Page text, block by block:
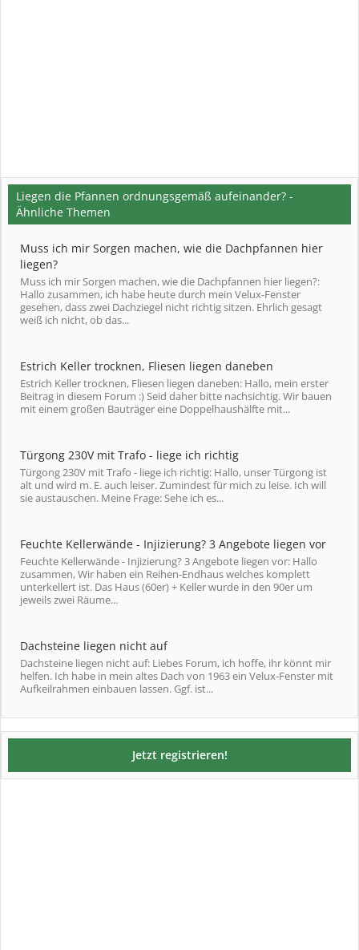
Liegen die Pfannen ordnungsgemäß aufeinander? -
Ähnliche Themen
Muss ich mir Sorgen machen, wie die Dachpfannen hier
liegen?
Muss ich mir Sorgen machen, wie die Dachpfannen hier liegen?:
Hallo zusammen, ich habe heute durch mein Velux-Fenster
gesehen, dass zwei Dachziegel nicht richtig sitzen. Ehrlich gesagt
weiß ich nicht, ob das...
Estrich Keller trocknen, Fliesen liegen daneben
Estrich Keller trocknen, Fliesen liegen daneben: Hallo, mein erster
Beitrag in diesem Forum :) Seid daher bitte nachsichtig. Wir bauen
mit einem großen Bauträger eine Doppelhaushälfte mit...
Türgong 230V mit Trafo - liege ich richtig
Türgong 230V mit Trafo - liege ich richtig: Hallo, unser Türgong ist
alt und wird m. E. auch leiser. Zumindest für mich zu leise. Ich will
sie austauschen. Meine Frage: Sehe ich es...
Feuchte Kellerwände - Injizierung? 3 Angebote liegen vor
Feuchte Kellerwände - Injizierung? 3 Angebote liegen vor: Hallo
zusammen, Wir haben ein Reihen-Endhaus welches komplett
unterkellert ist. Das Haus (60er) + Keller wurde in den 90er um
jeweils zwei Räume...
Dachsteine liegen nicht auf
Dachsteine liegen nicht auf: Liebes Forum, ich hoffe, ihr könnt mir
helfen. Ich habe in mein altes Dach von 1963 ein Velux-Fenster mit
Aufkeilrahmen einbauen lassen. Ggf. ist...
Jetzt registrieren!